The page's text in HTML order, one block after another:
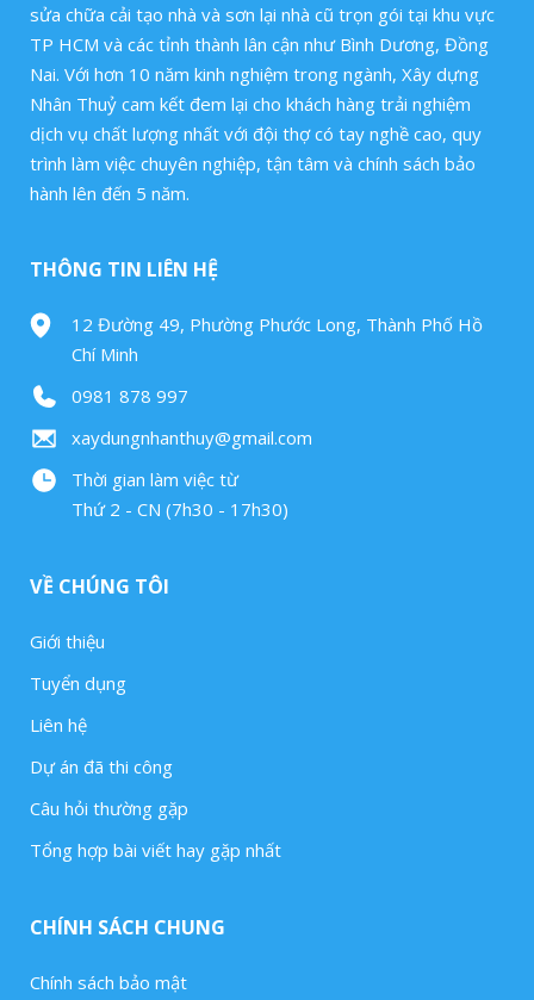
sửa chữa cải tạo nhà và sơn lại nhà cũ trọn gói tại khu vực
TP HCM và các tỉnh thành lân cận như Bình Dương, Đồng
Nai. Với hơn 10 năm kinh nghiệm trong ngành, Xây dựng
Nhân Thuỷ cam kết đem lại cho khách hàng trải nghiệm
dịch vụ chất lượng nhất với đội thợ có tay nghề cao, quy
trình làm việc chuyên nghiệp, tận tâm và chính sách bảo
hành lên đến 5 năm.
THÔNG TIN LIÊN HỆ
12 Đường 49, Phường Phước Long, Thành Phố Hồ
Chí Minh
0981 878 997
xaydungnhanthuy@gmail.com
Thời gian làm việc từ
Thứ 2 - CN (7h30 - 17h30)
VỀ CHÚNG TÔI
Giới thiệu
Tuyển dụng
Liên hệ
Dự án đã thi công
Câu hỏi thường gặp
Tổng hợp bài viết hay gặp nhất
CHÍNH SÁCH CHUNG
Chính sách bảo mật